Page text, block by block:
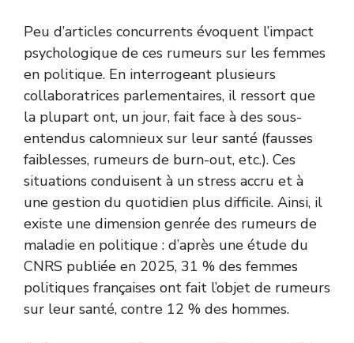
Peu d’articles concurrents évoquent l’impact
psychologique de ces rumeurs sur les femmes
en politique. En interrogeant plusieurs
collaboratrices parlementaires, il ressort que
la plupart ont, un jour, fait face à des sous-
entendus calomnieux sur leur santé (fausses
faiblesses, rumeurs de burn-out, etc.). Ces
situations conduisent à un stress accru et à
une gestion du quotidien plus difficile. Ainsi, il
existe une dimension genrée des rumeurs de
maladie en politique : d’après une étude du
CNRS publiée en 2025, 31 % des femmes
politiques françaises ont fait l’objet de rumeurs
sur leur santé, contre 12 % des hommes.